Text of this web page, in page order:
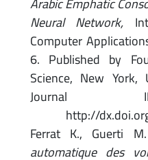
Neural Network,
Computer
6. Published by
Science, New
Journal
http://
Ferrat K., Guerti
automatique des